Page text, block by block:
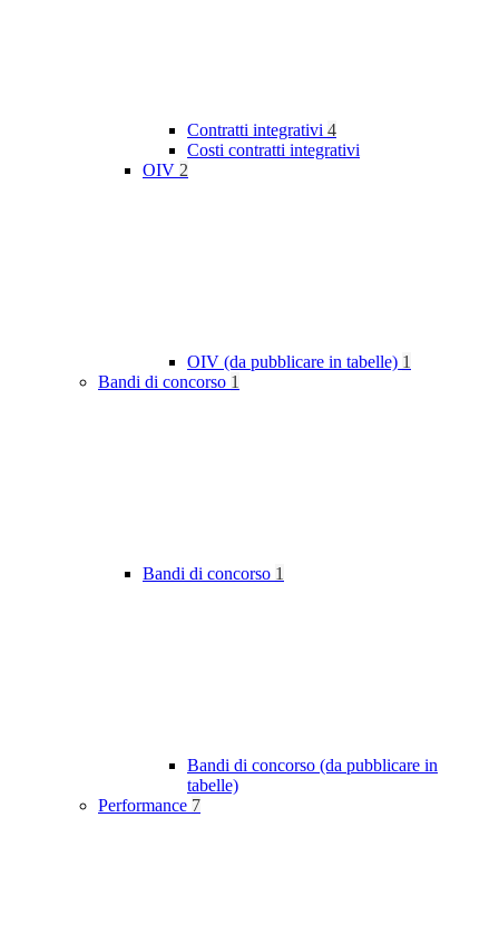
Contratti integrativi 4
Costi contratti integrativi
OIV 2
OIV (da pubblicare in tabelle) 1
Bandi di concorso 1
Bandi di concorso 1
Bandi di concorso (da pubblicare in
tabelle)
Performance 7